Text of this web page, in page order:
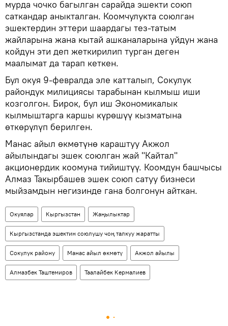
мурда чочко багылган сарайда эшекти союп
саткандар аныкталган. Коомчулукта союлган
эшектердин эттери шаардагы тез-татым
жайларына жана кытай ашканаларына уйдун жана
койдун эти деп жеткирилип турган деген
маалымат да тарап кеткен.
Бул окуя 9-февралда эле катталып, Сокулук
райондук милициясы тарабынан кылмыш иши
козголгон. Бирок, бул иш Экономикалык
кылмыштарга каршы күрөшүү кызматына
өткөрүлүп берилген.
Манас айыл өкмөтүнө караштуу Акжол
айылындагы эшек союлган жай "Кайтал"
акционердик коомуна тийиштүү. Коомдун башчысы
Алмаз Такырбашев эшек союп сатуу бизнеси
мыйзамдын негизинде гана болгонун айткан.
Окуялар Кыргызстан Жаңылыктар
Кыргызстанда эшектин союлушу чоң талкуу жаратты
Сокулук району Манас айыл өкмөтү Акжол айылы
Алмазбек Таштемиров Таалайбек Кермалиев